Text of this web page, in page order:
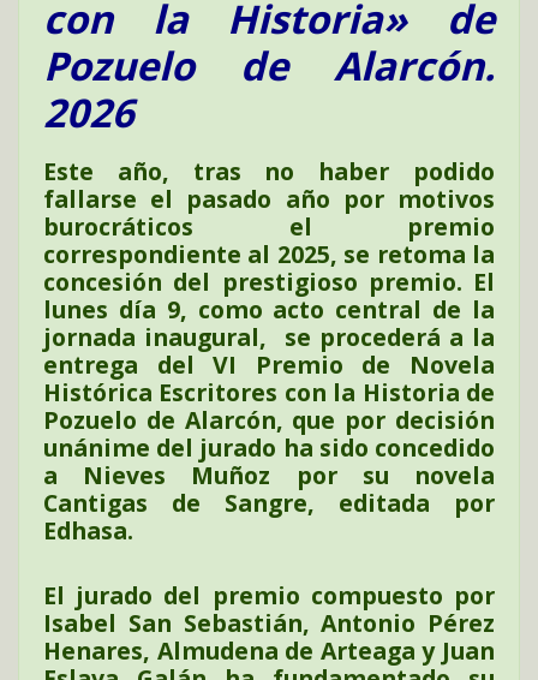
con la Historia» de
Pozuelo de Alarcón.
2026
Este año, tras no haber podido
fallarse el pasado año por motivos
burocráticos el premio
correspondiente al 2025, se retoma la
concesión del prestigioso premio. El
lunes día 9, como acto central de la
jornada inaugural, se procederá a la
entrega del VI Premio de Novela
Histórica Escritores con la Historia de
Pozuelo de Alarcón, que por decisión
unánime del jurado ha sido concedido
a Nieves Muñoz por su novela
Cantigas de Sangre, editada por
Edhasa.
El jurado del premio compuesto por
Isabel San Sebastián, Antonio Pérez
Henares, Almudena de Arteaga y Juan